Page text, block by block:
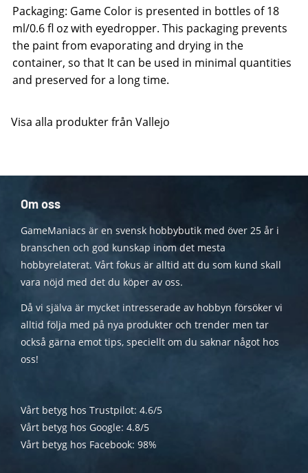
Packaging: Game Color is presented in bottles of 18
ml/0.6 fl oz with eyedropper. This packaging prevents
the paint from evaporating and drying in the
container, so that It can be used in minimal quantities
and preserved for a long time.
Visa alla produkter från Vallejo
Om oss
GameManiacs är en svensk hobbybutik med över 25 år i
branschen och god kunskap inom det mesta
hobbyrelaterat. Vårt fokus är alltid att du som kund skall
vara nöjd med det du köper av oss.
Då vi själva är mycket intresserade av hobbyn försöker vi
alltid följa med på nya produkter och trender men tar
också gärna emot tips, speciellt om du saknar något hos
oss!
Vårt betyg hos Trustpilot: 4.6/5
Vårt betyg hos Google: 4.8/5
Vårt betyg hos Facebook: 98%